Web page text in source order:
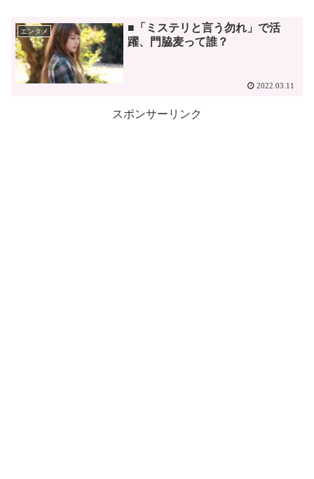
エンタメ
■「ミステリと言う勿れ」で活
躍、門脇麦って誰？
2022.03.11
スポンサーリンク